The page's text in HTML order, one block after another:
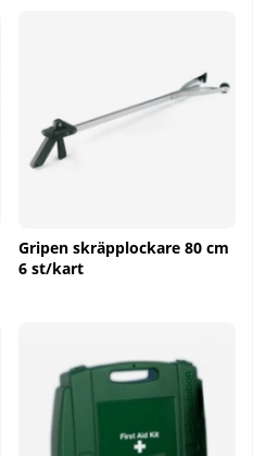
Gripen skräpplockare 80 cm
6 st/kart